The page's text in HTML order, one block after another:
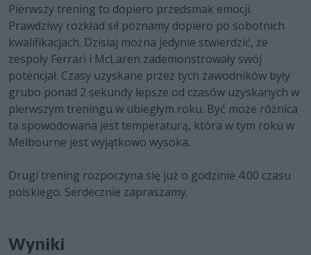
Pierwszy trening to dopiero przedsmak emocji.
Prawdziwy rozkład sił poznamy dopiero po sobotnich
kwalifikacjach. Dzisiaj można jedynie stwierdzić, że
zespoły Ferrari i McLaren zademonstrowały swój
potencjał. Czasy uzyskane przez tych zawodników były
grubo ponad 2 sekundy lepsze od czasów uzyskanych w
pierwszym treningu w ubiegłym roku. Być może różnica
ta spowodowana jest temperaturą, która w tym roku w
Melbourne jest wyjątkowo wysoka.
Drugi trening rozpoczyna się już o godzinie 4:00 czasu
polskiego. Serdecznie zapraszamy.
Wyniki